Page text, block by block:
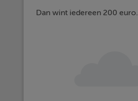
Dan wint iedereen 200 euro.